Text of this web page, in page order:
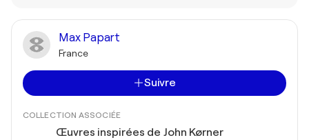
Max Papart
France
Suivre
COLLECTION ASSOCIÉE
Œuvres inspirées de John Kørner